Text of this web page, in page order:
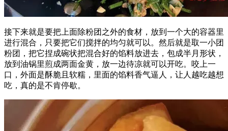
接下来就是要把上面除粉团之外的食材，放到一个大的容器里
进行混合，只要把它们搅拌的均匀就可以。然后就是取一小团
粉团，把它捏成碗状把混合好的馅料放进去，包成半月形状，
放到油锅里煎成两面金黄，放一边待凉就可以开吃。咬上一
口，外面是酥脆且软糯，里面的馅料香气逼人，让人越吃越想
吃，真的是不肯停歇。